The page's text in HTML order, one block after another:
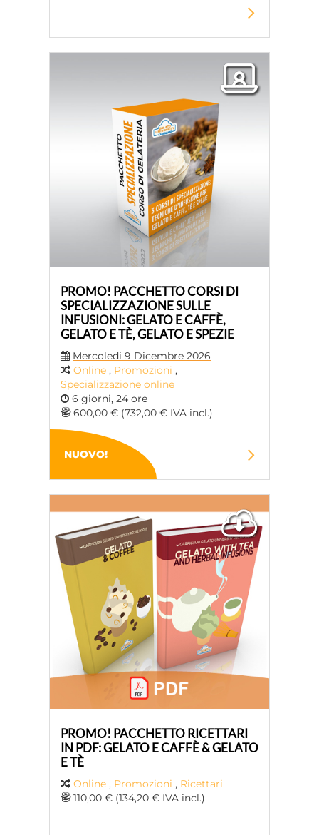
PROMO! PACCHETTO CORSI DI
SPECIALIZZAZIONE SULLE
INFUSIONI: GELATO E CAFFÈ,
GELATO E TÈ, GELATO E SPEZIE
Mercoledi 9 Dicembre 2026
Online , Promozioni ,
Specializzazione online
6 giorni, 24 ore
600,00 € (732,00 € IVA incl.)
NUOVO!
PROMO! PACCHETTO RICETTARI
IN PDF: GELATO E CAFFÈ & GELATO
E TÈ
Online , Promozioni , Ricettari
110,00 € (134,20 € IVA incl.)